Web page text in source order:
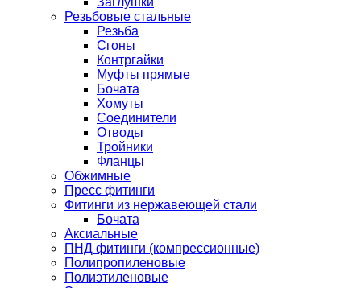
Резьбовые стальные
Резьба
Сгоны
Контргайки
Муфты прямые
Бочата
Хомуты
Соединители
Отводы
Тройники
Фланцы
Обжимные
Пресс фитинги
Фитинги из нержавеющей стали
Бочата
Аксиальные
ПНД фитинги (компрессионные)
Полипропиленовые
Полиэтиленовые